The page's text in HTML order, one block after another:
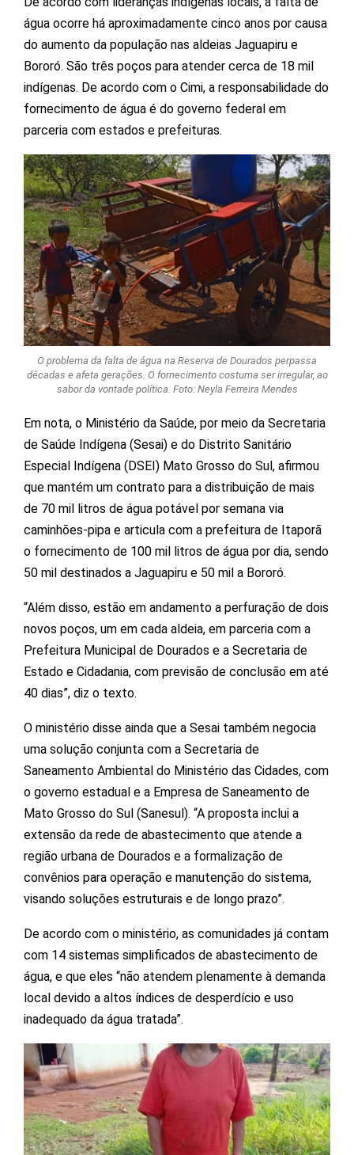
água ocorre há aproximadamente cinco anos por causa
do aumento da população nas aldeias Jaguapiru e
Bororó. São três poços para atender cerca de 18 mil
indígenas. De acordo com o Cimi, a responsabilidade do
fornecimento de água é do governo federal em
parceria com estados e prefeituras.
O problema da falta de água na Reserva de Dourados perpassa
décadas e afeta gerações. O fornecimento costuma ser irregular, ao
sabor da vontade política. Foto: Neyla Ferreira Mendes
Em nota, o Ministério da Saúde, por meio da Secretaria
de Saúde Indígena (Sesai) e do Distrito Sanitário
Especial Indígena (DSEI) Mato Grosso do Sul, afirmou
que mantém um contrato para a distribuição de mais
de 70 mil litros de água potável por semana via
caminhões-pipa e articula com a prefeitura de Itaporã
o fornecimento de 100 mil litros de água por dia, sendo
50 mil destinados a Jaguapiru e 50 mil a Bororó.
“Além disso, estão em andamento a perfuração de dois
novos poços, um em cada aldeia, em parceria com a
Prefeitura Municipal de Dourados e a Secretaria de
Estado e Cidadania, com previsão de conclusão em até
40 dias”, diz o texto.
O ministério disse ainda que a Sesai também negocia
uma solução conjunta com a Secretaria de
Saneamento Ambiental do Ministério das Cidades, com
o governo estadual e a Empresa de Saneamento de
Mato Grosso do Sul (Sanesul). “A proposta inclui a
extensão da rede de abastecimento que atende a
região urbana de Dourados e a formalização de
convênios para operação e manutenção do sistema,
visando soluções estruturais e de longo prazo”.
De acordo com o ministério, as comunidades já contam
com 14 sistemas simplificados de abastecimento de
água, e que eles “não atendem plenamente à demanda
local devido a altos índices de desperdício e uso
inadequado da água tratada”.